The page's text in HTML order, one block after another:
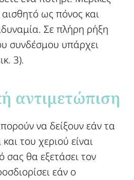
ως πόνος και
Σε πλήρη ρήξη
συνδέσμου υπάρχει
3).
αντιμετώπιση​
να δείξουν εάν τα
του χεριού είναι
θα εξετάσει τον
εάν ο